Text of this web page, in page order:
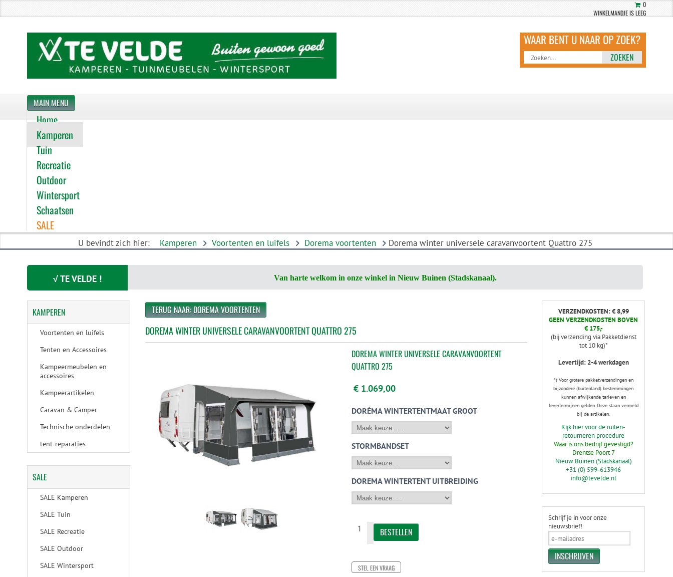
0
WINKELMANDJE IS LEEG
ZOEKEN
MAIN MENU
Home
Kamperen
Tuin
Recreatie
Outdoor
Wintersport
Schaatsen
SALE
U bevindt zich hier: Kamperen Voortenten en luifels Dorema voortenten Dorema winter universele caravanvoortent Quattro 275
√ TE VELDE ! Van harte welkom in onze winkel in Nieuw Buinen (Stadskanaal).
TERUG NAAR: DOREMA VOORTENTEN
DOREMA WINTER UNIVERSELE CARAVANVOORTENT QUATTRO 275
DOREMA WINTER UNIVERSELE CARAVANVOORTENT
QUATTRO 275
€ 1.069,00
DORÉMA WINTERTENTMAAT GROOT
STORMBANDSET
DOREMA WINTERTENT UITBREIDING
STEL EEN VRAAG
KAMPEREN
Voortenten en luifels
Tenten en Accessoires
Kampeermeubelen en
accessoires
Kampeerartikelen
Caravan & Camper
Technische onderdelen
tent-reparaties
SALE
SALE Kamperen
SALE Tuin
SALE Recreatie
SALE Outdoor
SALE Wintersport
VERZENDKOSTEN: € 8,99
GEEN VERZENDKOSTEN BOVEN
€ 175,-
(bij verzending via Pakketdienst
tot 10 kg)*
Levertijd: 2-4 werkdagen
*) Voor grotere pakketverzendingen en
bijzondere (buitenland) bestemmingen
kunnen afwijkende tarieven en
levertermijnen gelden. Deze staan vermeld
bij de artikelen.
Kijk hier voor de ruilen-
retourneren procedure
Waar is ons bedrijf gevestigd?
Drentse Poort 7
Nieuw Buinen (Stadskanaal)
+31 (0) 599-613946
info@tevelde.nl
Schrijf je in voor onze
nieuwsbrief!